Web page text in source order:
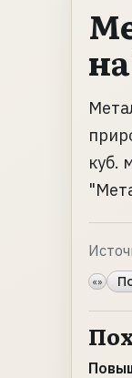
куб.
«»